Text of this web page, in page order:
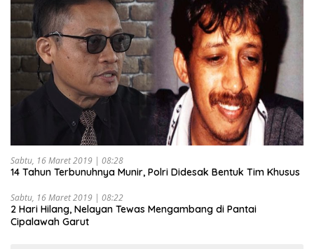
Sabtu, 16 Maret 2019 | 08:28
14 Tahun Terbunuhnya Munir, Polri Didesak Bentuk Tim Khusus
Sabtu, 16 Maret 2019 | 08:22
2 Hari Hilang, Nelayan Tewas Mengambang di Pantai
Cipalawah Garut